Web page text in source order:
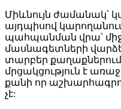
Միևնույն ժամանակ՝
այդպիսով
պահպանման վրա՝
մասնագետների
տարբեր քաղաքներում
մրցակցություն է
քանի որ
չէ: